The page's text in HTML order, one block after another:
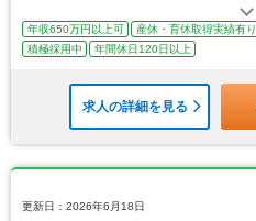
年収650万円以上可 産休・育休取得実績有り
積極採用中
年間休日120日以上
求人の詳細を見る
更新日：2026年6月18日